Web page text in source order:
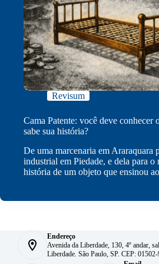
Revisum
Cama Patente: você deve conhecer
sabe sua história?
De uma marcenaria em Araraquara
industrial em Piedade, e dela para o
história de um objeto que ensinou
Endereço
Avenida da Liberdade, 130, 4º andar,
Liberdade. São Paulo, SP. CEP: